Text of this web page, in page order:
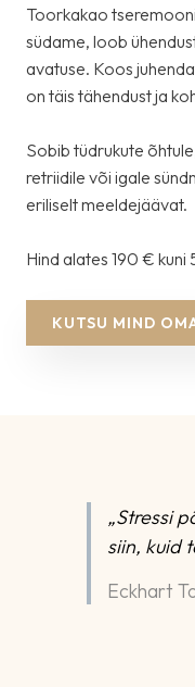
Toorkakao
südame, loob
avatuse. Koos
on täis tähendust ja
Sobib tüdrukute
retriidile või igale
eriliselt meeldejäävat.
Hind alates 190 €
KUTSU MIND
„Stressi
siin, kuid
Eckhart